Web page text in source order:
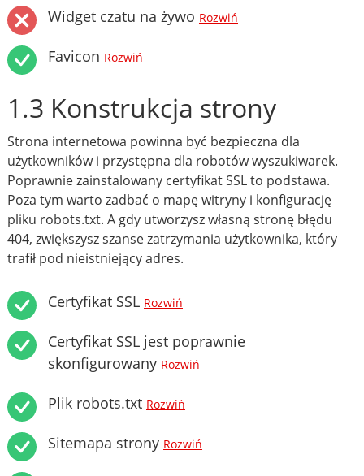
Widget czatu na żywo Rozwiń
Favicon Rozwiń
1.3 Konstrukcja strony
Strona internetowa powinna być bezpieczna dla
użytkowników i przystępna dla robotów wyszukiwarek.
Poprawnie zainstalowany certyfikat SSL to podstawa.
Poza tym warto zadbać o mapę witryny i konfigurację
pliku robots.txt. A gdy utworzysz własną stronę błędu
404, zwiększysz szanse zatrzymania użytkownika, który
trafił pod nieistniejący adres.
Certyfikat SSL Rozwiń
Certyfikat SSL jest poprawnie
skonfigurowany Rozwiń
Plik robots.txt Rozwiń
Sitemapa strony Rozwiń